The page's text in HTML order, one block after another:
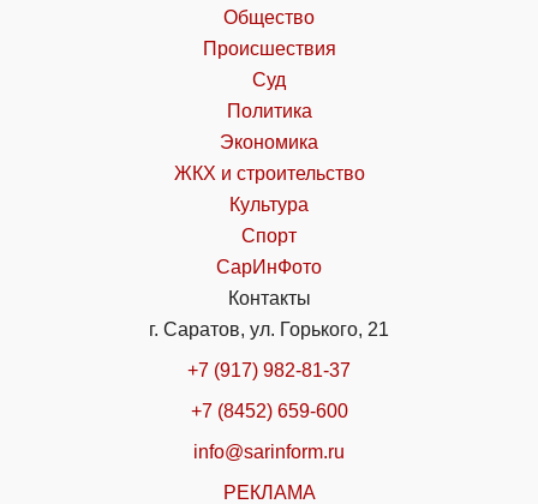
Общество
Происшествия
Суд
Политика
Экономика
ЖКХ и строительство
Культура
Спорт
СарИнФото
Контакты
г. Саратов, ул. Горького, 21
+7 (917) 982-81-37
+7 (8452) 659-600
info@sarinform.ru
РЕКЛАМА